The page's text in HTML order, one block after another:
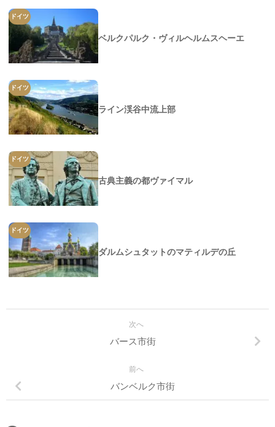
ドイツ
ベルクパルク・ヴィルヘルムスヘーエ
ドイツ
ライン渓谷中流上部
ドイツ
古典主義の都ヴァイマル
ドイツ
ダルムシュタットのマティルデの丘
次へ
バース市街
前へ
バンベルク市街